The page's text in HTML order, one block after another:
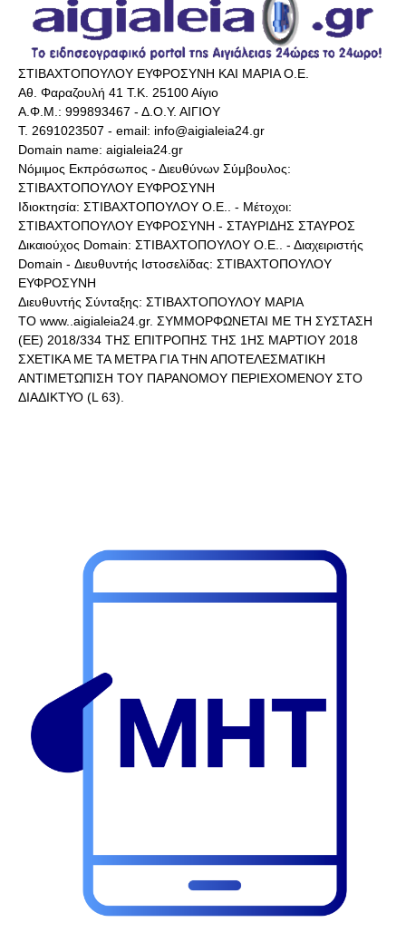
ΣΤΙΒΑΧΤΟΠΟΥΛΟΥ ΕΥΦΡΟΣΥΝΗ ΚΑΙ ΜΑΡΙΑ Ο.Ε.
Αθ. Φαραζουλή 41 Τ.Κ. 25100 Αίγιο
Α.Φ.Μ.: 999893467 - Δ.Ο.Υ. ΑΙΓΙΟΥ
Τ. 2691023507 - email: info@aigialeia24.gr
Domain name: aigialeia24.gr
Νόμιμος Εκπρόσωπος - Διευθύνων Σύμβουλος:
ΣΤΙΒΑΧΤΟΠΟΥΛΟΥ ΕΥΦΡΟΣΥΝΗ
Ιδιοκτησία: ΣΤΙΒΑΧΤΟΠΟΥΛΟΥ Ο.Ε.. - Μέτοχοι:
ΣΤΙΒΑΧΤΟΠΟΥΛΟΥ ΕΥΦΡΟΣΥΝΗ - ΣΤΑΥΡΙΔΗΣ ΣΤΑΥΡΟΣ
Δικαιούχος Domain: ΣΤΙΒΑΧΤΟΠΟΥΛΟΥ Ο.Ε.. - Διαχειριστής
Domain - Διευθυντής Ιστοσελίδας: ΣΤΙΒΑΧΤΟΠΟΥΛΟΥ
ΕΥΦΡΟΣΥΝΗ
Διευθυντής Σύνταξης: ΣΤΙΒΑΧΤΟΠΟΥΛΟΥ ΜΑΡΙΑ
ΤΟ www..aigialeia24.gr. ΣΥΜΜΟΡΦΩΝΕΤΑΙ ΜΕ ΤΗ ΣΥΣΤΑΣΗ
(ΕΕ) 2018/334 ΤΗΣ ΕΠΙΤΡΟΠΗΣ ΤΗΣ 1ΗΣ ΜΑΡΤΙΟΥ 2018
ΣΧΕΤΙΚΑ ΜΕ ΤΑ ΜΕΤΡΑ ΓΙΑ ΤΗΝ ΑΠΟΤΕΛΕΣΜΑΤΙΚΗ
ΑΝΤΙΜΕΤΩΠΙΣΗ ΤΟΥ ΠΑΡΑΝΟΜΟΥ ΠΕΡΙΕΧΟΜΕΝΟΥ ΣΤΟ
ΔΙΑΔΙΚΤΥΟ (L 63).